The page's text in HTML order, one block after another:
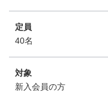
定員
40名
対象
新入会員の方